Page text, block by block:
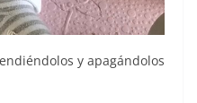
y apagándolos